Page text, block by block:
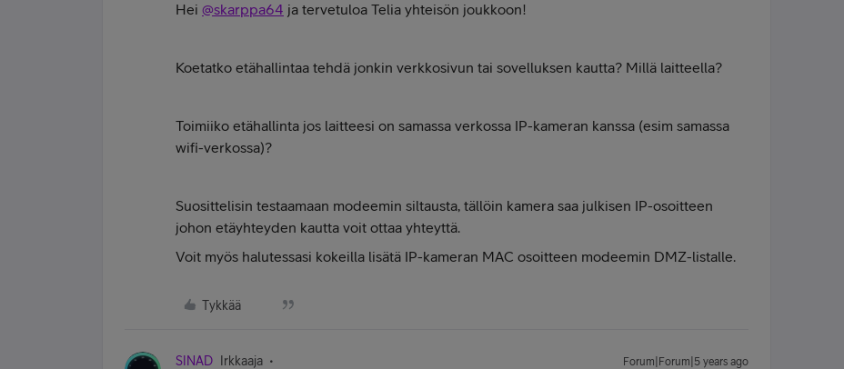
Hei @skarppa64 ja tervetuloa Telia yhteisön joukkoon!
Koetatko etähallintaa tehdä jonkin verkkosivun tai sovelluksen kautta? Millä laitteella?
Toimiiko etähallinta jos laitteesi on samassa verkossa IP-kameran kanssa (esim samassa
wifi-verkossa)?
Suosittelisin testaamaan modeemin siltausta, tällöin kamera saa julkisen IP-osoitteen
johon etäyhteyden kautta voit ottaa yhteyttä.
Voit myös halutessasi kokeilla lisätä IP-kameran MAC osoitteen modeemin DMZ-listalle.
Tykkää
SINAD Irkkaaja Forum|Forum|5 years ago